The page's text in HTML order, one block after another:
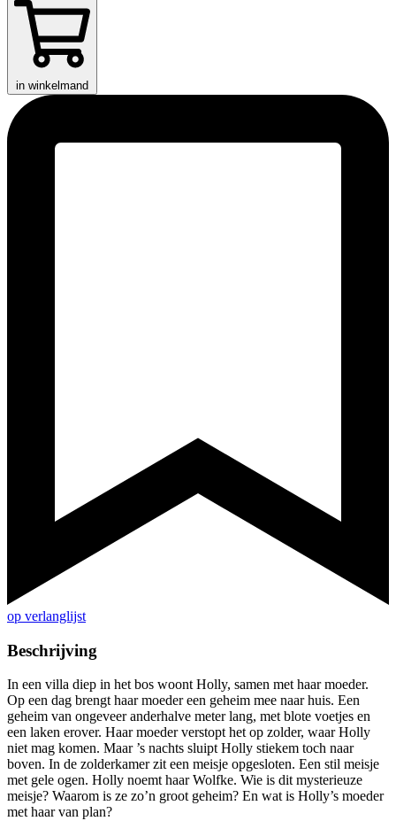
in winkelmand
op verlanglijst
Beschrijving
In een villa diep in het bos woont Holly, samen met haar moeder.
Op een dag brengt haar moeder een geheim mee naar huis. Een
geheim van ongeveer anderhalve meter lang, met blote voetjes en
een laken erover. Haar moeder verstopt het op zolder, waar Holly
niet mag komen. Maar ’s nachts sluipt Holly stiekem toch naar
boven. In de zolderkamer zit een meisje opgesloten. Een stil meisje
met gele ogen. Holly noemt haar Wolfke. Wie is dit mysterieuze
meisje? Waarom is ze zo’n groot geheim? En wat is Holly’s moeder
met haar van plan?